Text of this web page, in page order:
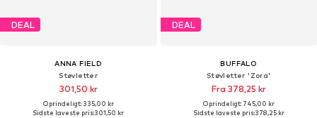
DEAL
ANNA FIELD
Støvletter
301,50 kr
Oprindeligt: 335,00 kr
Sidste laveste pris:301,50 kr
DEAL
BUFFALO
Støvletter 'Zora'
Fra 378,25 kr
Oprindeligt: 745,00 kr
Sidste laveste pris:378,25 kr